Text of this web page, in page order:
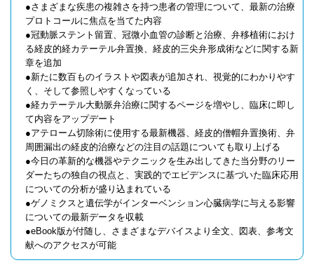
●さまざまな疾患の複雑さを持つ患者の管理について、最新の治療
プロトコールに焦点を当てた内容
●冠動脈ステント留置、冠微小血管の診断と治療、弁移植術におけ
る経皮的経カテーテル弁置換、経皮的三尖弁形成術などに関する新
章を追加
●新たに数百ものイラストや図表が追加され、視覚的にわかりやす
く、そして参照しやすくなっている
●経カテーテル大動脈弁治療に関するページを増やし、臨床に即し
て内容をアップデート
●アテローム切除術に使用する最新機器、経皮的僧帽弁置換術、弁
周囲漏出の経皮的治療などの注目の話題についても取り上げる
●今日の革新的な機器やテクニックを生み出してきた当分野のリー
ダーたちの独自の視点と、実践的でエビデンスに基づいた臨床応用
についての分析が盛り込まれている
●ゲノミクスと遺伝学がインターベンション心臓病学に与える影響
についての最新データを収載
●eBook版が付随し、さまざまなデバイスより全文、図表、参考文
献へのアクセスが可能